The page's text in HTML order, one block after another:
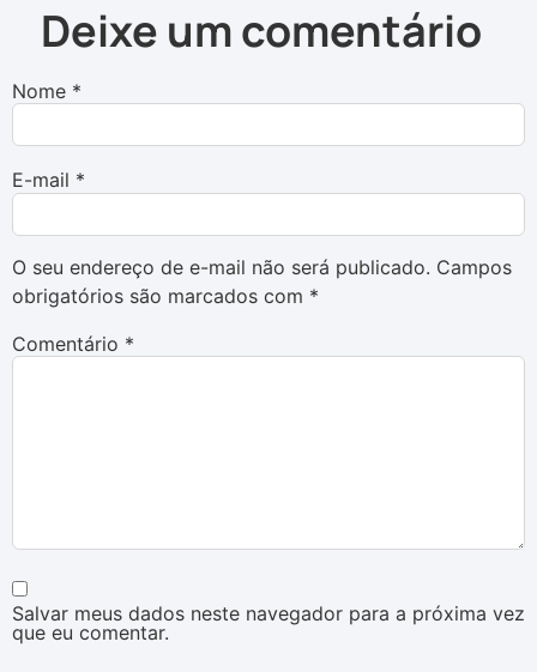
Deixe um comentário
O seu endereço de e-mail não será publicado. Campos
obrigatórios são marcados com *
Comentário *
Nome *
E-mail *
Salvar meus dados neste navegador para a próxima vez
que eu comentar.